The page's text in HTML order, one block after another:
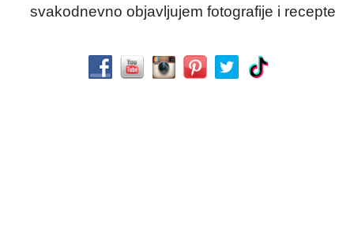
svakodnevno objavljujem fotografije i recepte